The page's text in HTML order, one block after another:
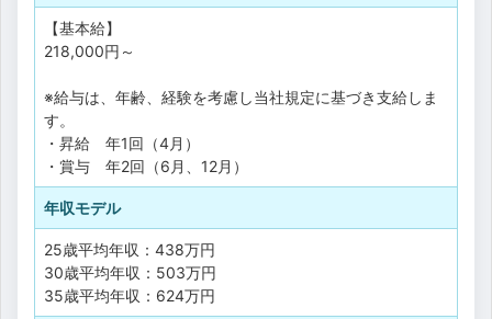
【基本給】
218,000円～
※給与は、年齢、経験を考慮し当社規定に基づき支給しま
す。
・昇給 年1回（4月）
・賞与 年2回（6月、12月）
年収モデル
25歳平均年収：438万円
30歳平均年収：503万円
35歳平均年収：624万円